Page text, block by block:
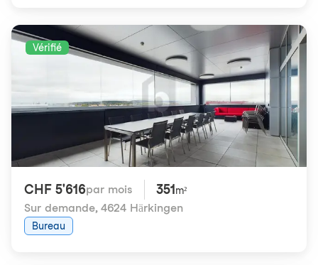
Vérifié
CHF 5'616par mois 351 m²
Sur demande, 4624 Härkingen
Bureau